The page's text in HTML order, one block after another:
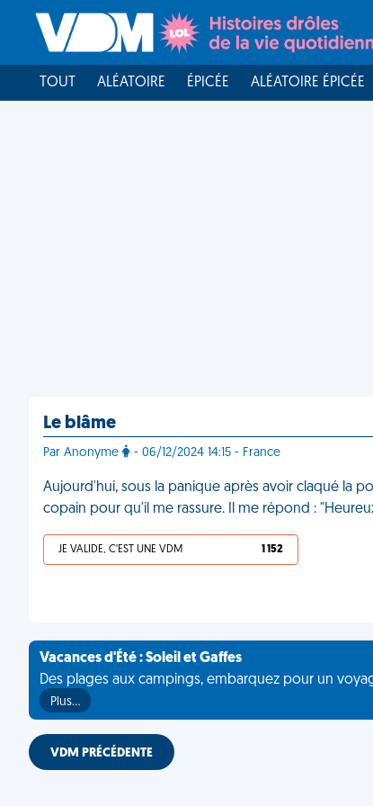
TOUT ALÉATOIRE ÉPICÉE ALÉATOIRE ÉPICÉE
Le blâme
Par Anonyme - 06/12/2024 14:15 - France
Aujourd'hui, sous la panique après avoir claqué la
copain pour qu'il me rassure. Il me répond :
JE VALIDE, C'EST UNE VDM 1 152
Vacances d'Été : Soleil et Gaffes
Des plages aux campings, embarquez pour un
Plus…
VDM PRÉCÉDENTE